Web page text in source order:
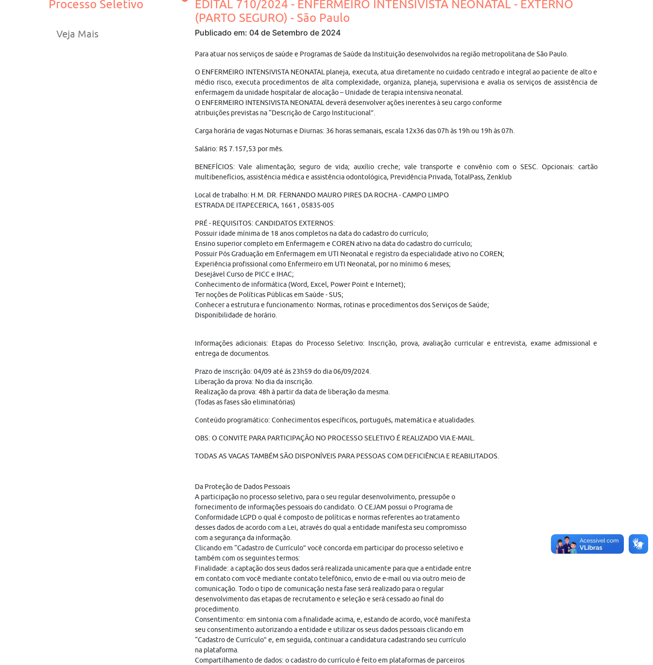
Processo Seletivo
Veja Mais
EDITAL 710/2024 - ENFERMEIRO INTENSIVISTA NEONATAL - EXTERNO
(PARTO SEGURO) - São Paulo
Publicado em: 04 de Setembro de 2024
Para atuar nos serviços de saúde e Programas de Saúde da Instituição desenvolvidos na região metropolitana de São Paulo.
O ENFERMEIRO INTENSIVISTA NEONATAL planeja, executa, atua diretamente no cuidado centrado e integral ao paciente de alto e
médio risco, executa procedimentos de alta complexidade, organiza, planeja, supervisiona e avalia os serviços de assistência de
enfermagem da unidade hospitalar de alocação – Unidade de terapia intensiva neonatal.
O ENFERMEIRO INTENSIVISTA NEONATAL deverá desenvolver ações inerentes à seu cargo conforme
atribuições previstas na “Descrição de Cargo Institucional”.
Carga horária de vagas Noturnas e Diurnas: 36 horas semanais, escala 12x36 das 07h às 19h ou 19h às 07h.
Salário: R$ 7.157,53 por mês.
BENEFÍCIOS: Vale alimentação; seguro de vida; auxílio creche; vale transporte e convênio com o SESC. Opcionais: cartão
multibenefícios, assistência médica e assistência odontológica, Previdência Privada, TotalPass, Zenklub
Local de trabalho: H.M. DR. FERNANDO MAURO PIRES DA ROCHA - CAMPO LIMPO
ESTRADA DE ITAPECERICA, 1661 , 05835-005
PRÉ - REQUISITOS: CANDIDATOS EXTERNOS:
Possuir idade mínima de 18 anos completos na data do cadastro do currículo;
Ensino superior completo em Enfermagem e COREN ativo na data do cadastro do currículo;
Possuir Pós Graduação em Enfermagem em UTI Neonatal e registro da especialidade ativo no COREN;
Experiência profissional como Enfermeiro em UTI Neonatal, por no mínimo 6 meses;
Desejável Curso de PICC e IHAC;
Conhecimento de informática (Word, Excel, Power Point e Internet);
Ter noções de Políticas Públicas em Saúde - SUS;
Conhecer a estrutura e funcionamento: Normas, rotinas e procedimentos dos Serviços de Saúde;
Disponibilidade de horário.
Informações adicionais: Etapas do Processo Seletivo: Inscrição, prova, avaliação curricular e entrevista, exame admissional e
entrega de documentos.
Prazo de inscrição: 04/09 até ás 23h59 do dia 06/09/2024.
Liberação da prova: No dia da inscrição.
Realização da prova: 48h à partir da data de liberação da mesma.
(Todas as fases são eliminatórias)
Conteúdo programático: Conhecimentos específicos, português, matemática e atualidades.
OBS: O CONVITE PARA PARTICIPAÇÃO NO PROCESSO SELETIVO É REALIZADO VIA E-MAIL.
TODAS AS VAGAS TAMBÉM SÃO DISPONÍVEIS PARA PESSOAS COM DEFICIÊNCIA E REABILITADOS.
Da Proteção de Dados Pessoais
A participação no processo seletivo, para o seu regular desenvolvimento, pressupõe o
fornecimento de informações pessoais do candidato. O CEJAM possui o Programa de
Conformidade LGPD o qual é composto de políticas e normas referentes ao tratamento
desses dados de acordo com a Lei, através do qual a entidade manifesta seu compromisso
com a segurança da informação.
Clicando em “Cadastro de Currículo” você concorda em participar do processo seletivo e
também com os seguintes termos:
Finalidade: a captação dos seus dados será realizada unicamente para que a entidade entre
em contato com você mediante contato telefônico, envio de e-mail ou via outro meio de
comunicação. Todo o tipo de comunicação nesta fase será realizado para o regular
desenvolvimento das etapas de recrutamento e seleção e será cessado ao final do
procedimento.
Consentimento: em sintonia com a finalidade acima, e, estando de acordo, você manifesta
seu consentimento autorizando a entidade e utilizar os seus dados pessoais clicando em
“Cadastro de Currículo” e, em seguida, continuar a candidatura cadastrando seu currículo
na plataforma.
Compartilhamento de dados: o cadastro do currículo é feito em plataformas de parceiros